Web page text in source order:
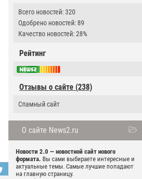
Всего новостей: 320
Одобрено новостей: 89
Качество новостей: 28%
Рейтинг
Отзывы о сайте (238)
Cпамный сайт
О сайте News2.ru
Новости 2.0 — новостной сайт нового
формата. Вы сами выбираете интересные и
актуальные темы. Самые лучшие попадают
на главную страницу.